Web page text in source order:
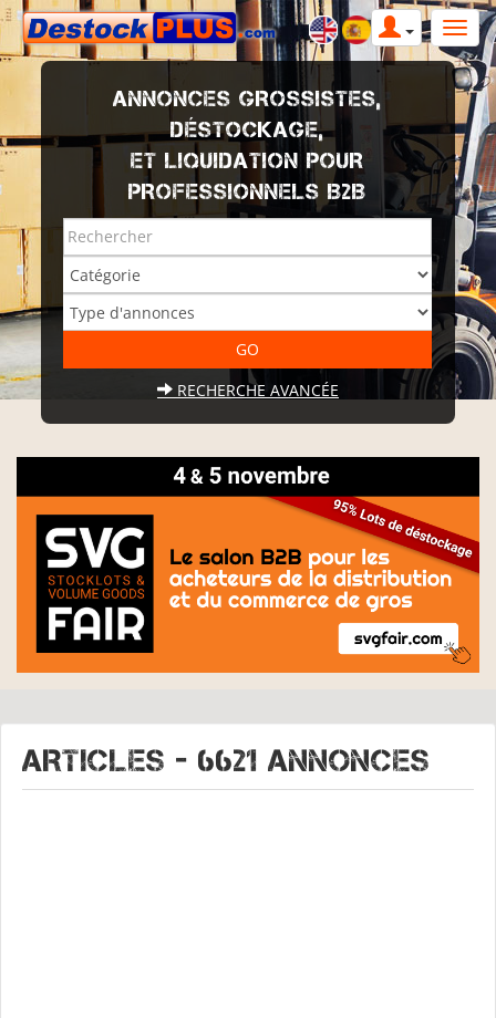
ANNONCES GROSSISTES,
DÉSTOCKAGE,
ET LIQUIDATION POUR
PROFESSIONNELS B2B
RECHERCHE AVANCÉE
ARTICLES - 6621 Annonces